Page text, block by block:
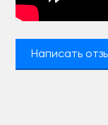
Написать